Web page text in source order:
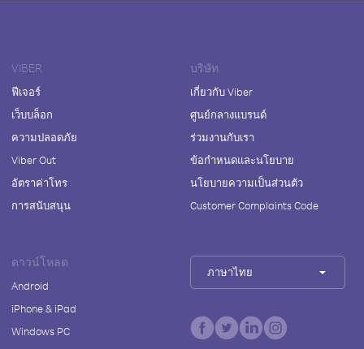
VIBER
ฟีเจอร์
เว็บบล็อก
ความปลอดภัย
Viber Out
อัตราค่าโทร
การสนับสนุน
บริษัท
เกี่ยวกับ Viber
ศูนย์กลางแบรนด์
ร่วมงานกับเรา
ข้อกำหนดและนโยบาย
นโยบายความเป็นส่วนตัว
Customer Complaints Code
ดาวน์โหลด
Android
iPhone & iPad
Windows PC
ภาษาไทย